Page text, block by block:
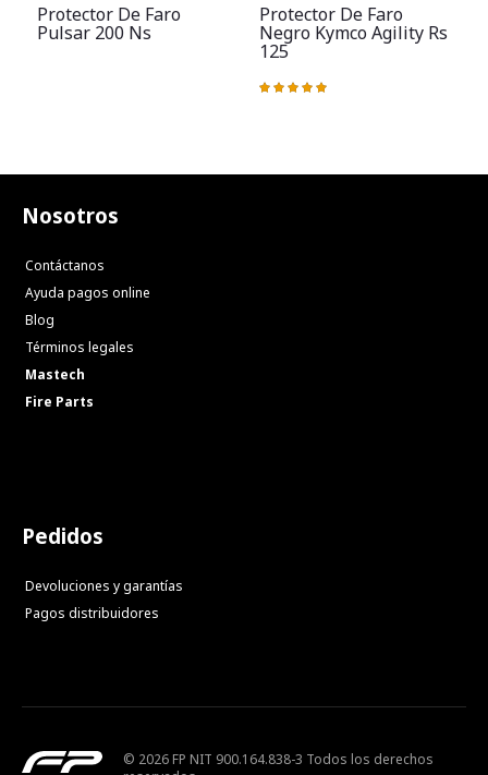
Protector De Faro
Pulsar 200 Ns
Protector De Faro
Negro Kymco Agility Rs
125
Valoración:
Nosotros
Contáctanos
Ayuda pagos online
Blog
Términos legales
Mastech
Fire Parts
Pedidos
Devoluciones y garantías
Pagos distribuidores
© 2026 FP NIT 900.164.838-3 Todos los derechos